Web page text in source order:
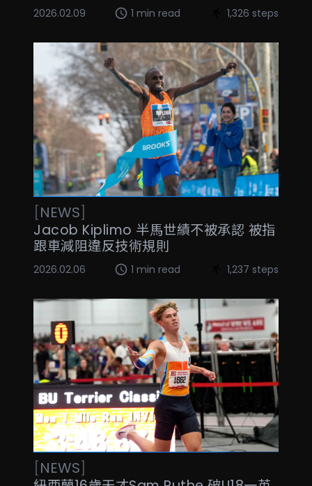
2026.02.09 1 min read 1,326 steps
[NEWS]
Jacob Kiplimo 半馬世績不被承認 被指
跟車減阻違反技術規則
2026.02.06 1 min read 1,237 steps
[NEWS]